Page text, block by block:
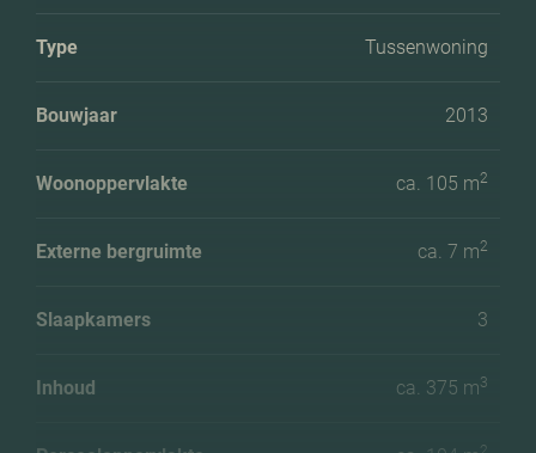
Type Tussenwoning
Bouwjaar 2013
Woonoppervlakte ca. 105 m2
Externe bergruimte ca. 7 m2
Slaapkamers 3
Inhoud ca. 375 m3